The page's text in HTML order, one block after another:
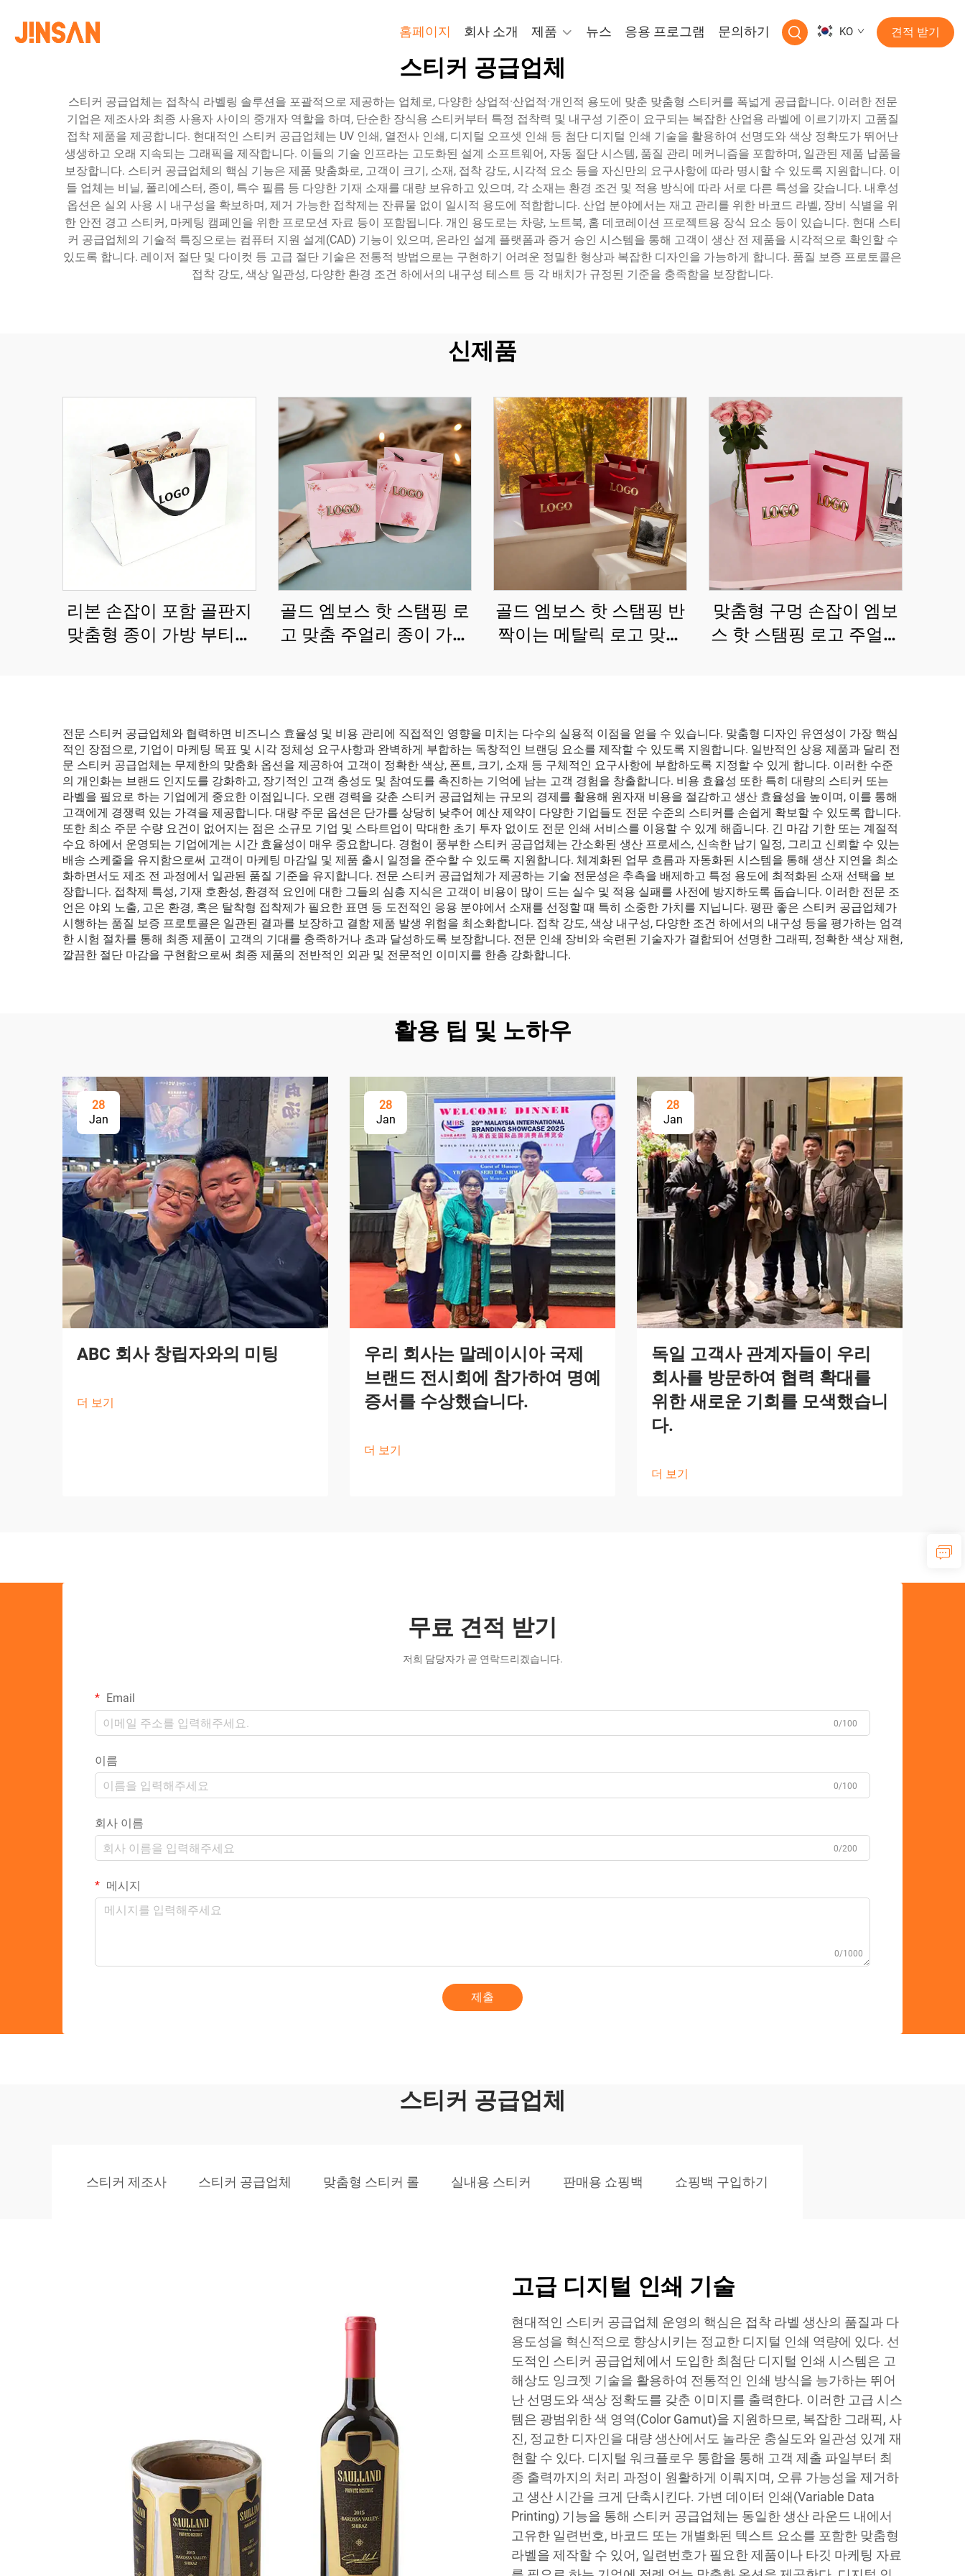
홈페이지 회사 소개 제품 뉴스 응용 프로그램 문의하기 KO 견적 받기
스티커 공급업체
스티커 공급업체는 접착식 라벨링 솔루션을 포괄적으로 제공하는 업체로, 다양한 상업적·산업적·개인적 용도에 맞춘 맞춤형 스티커를 폭넓게 공급합니다. 이러한 전문
기업은 제조사와 최종 사용자 사이의 중개자 역할을 하며, 단순한 장식용 스티커부터 특정 접착력 및 내구성 기준이 요구되는 복잡한 산업용 라벨에 이르기까지 고품질
접착 제품을 제공합니다. 현대적인 스티커 공급업체는 UV 인쇄, 열전사 인쇄, 디지털 오프셋 인쇄 등 첨단 디지털 인쇄 기술을 활용하여 선명도와 색상 정확도가 뛰어난
생생하고 오래 지속되는 그래픽을 제작합니다. 이들의 기술 인프라는 고도화된 설계 소프트웨어, 자동 절단 시스템, 품질 관리 메커니즘을 포함하며, 일관된 제품 납품을
보장합니다. 스티커 공급업체의 핵심 기능은 제품 맞춤화로, 고객이 크기, 소재, 접착 강도, 시각적 요소 등을 자신만의 요구사항에 따라 명시할 수 있도록 지원합니다. 이
들 업체는 비닐, 폴리에스터, 종이, 특수 필름 등 다양한 기재 소재를 대량 보유하고 있으며, 각 소재는 환경 조건 및 적용 방식에 따라 서로 다른 특성을 갖습니다. 내후성
옵션은 실외 사용 시 내구성을 확보하며, 제거 가능한 접착제는 잔류물 없이 일시적 용도에 적합합니다. 산업 분야에서는 재고 관리를 위한 바코드 라벨, 장비 식별을 위
한 안전 경고 스티커, 마케팅 캠페인을 위한 프로모션 자료 등이 포함됩니다. 개인 용도로는 차량, 노트북, 홈 데코레이션 프로젝트용 장식 요소 등이 있습니다. 현대 스티
커 공급업체의 기술적 특징으로는 컴퓨터 지원 설계(CAD) 기능이 있으며, 온라인 설계 플랫폼과 증거 승인 시스템을 통해 고객이 생산 전 제품을 시각적으로 확인할 수
있도록 합니다. 레이저 절단 및 다이컷 등 고급 절단 기술은 전통적 방법으로는 구현하기 어려운 정밀한 형상과 복잡한 디자인을 가능하게 합니다. 품질 보증 프로토콜은
접착 강도, 색상 일관성, 다양한 환경 조건 하에서의 내구성 테스트 등 각 배치가 규정된 기준을 충족함을 보장합니다.
신제품
리본 손잡이 포함 골판지
맞춤형 종이 가방 부티크
골드 엠보스 핫 스탬핑 로
고 맞춤 주얼리 종이 가방
골드 엠보스 핫 스탬핑 반
짝이는 메탈릭 로고 맞춤
맞춤형 구멍 손잡이 엠보
스 핫 스탬핑 로고 주얼리
전문 스티커 공급업체와 협력하면 비즈니스 효율성 및 비용 관리에 직접적인 영향을 미치는 다수의 실용적 이점을 얻을 수 있습니다. 맞춤형 디자인 유연성이 가장 핵심
적인 장점으로, 기업이 마케팅 목표 및 시각 정체성 요구사항과 완벽하게 부합하는 독창적인 브랜딩 요소를 제작할 수 있도록 지원합니다. 일반적인 상용 제품과 달리 전
문 스티커 공급업체는 무제한의 맞춤화 옵션을 제공하여 고객이 정확한 색상, 폰트, 크기, 소재 등 구체적인 요구사항에 부합하도록 지정할 수 있게 합니다. 이러한 수준
의 개인화는 브랜드 인지도를 강화하고, 장기적인 고객 충성도 및 참여도를 촉진하는 기억에 남는 고객 경험을 창출합니다. 비용 효율성 또한 특히 대량의 스티커 또는
라벨을 필요로 하는 기업에게 중요한 이점입니다. 오랜 경력을 갖춘 스티커 공급업체는 규모의 경제를 활용해 원자재 비용을 절감하고 생산 효율성을 높이며, 이를 통해
고객에게 경쟁력 있는 가격을 제공합니다. 대량 주문 옵션은 단가를 상당히 낮추어 예산 제약이 다양한 기업들도 전문 수준의 스티커를 손쉽게 확보할 수 있도록 합니다.
또한 최소 주문 수량 요건이 없어지는 점은 소규모 기업 및 스타트업이 막대한 초기 투자 없이도 전문 인쇄 서비스를 이용할 수 있게 해줍니다. 긴 마감 기한 또는 계절적
수요 하에서 운영되는 기업에게는 시간 효율성이 매우 중요합니다. 경험이 풍부한 스티커 공급업체는 간소화된 생산 프로세스, 신속한 납기 일정, 그리고 신뢰할 수 있는
배송 스케줄을 유지함으로써 고객이 마케팅 마감일 및 제품 출시 일정을 준수할 수 있도록 지원합니다. 체계화된 업무 흐름과 자동화된 시스템을 통해 생산 지연을 최소
화하면서도 제조 전 과정에서 일관된 품질 기준을 유지합니다. 전문 스티커 공급업체가 제공하는 기술 전문성은 추측을 배제하고 특정 용도에 최적화된 소재 선택을 보
장합니다. 접착제 특성, 기재 호환성, 환경적 요인에 대한 그들의 심층 지식은 고객이 비용이 많이 드는 실수 및 적용 실패를 사전에 방지하도록 돕습니다. 이러한 전문 조
언은 야외 노출, 고온 환경, 혹은 탈착형 접착제가 필요한 표면 등 도전적인 응용 분야에서 소재를 선정할 때 특히 소중한 가치를 지닙니다. 평판 좋은 스티커 공급업체가
시행하는 품질 보증 프로토콜은 일관된 결과를 보장하고 결함 제품 발생 위험을 최소화합니다. 접착 강도, 색상 내구성, 다양한 조건 하에서의 내구성 등을 평가하는 엄격
한 시험 절차를 통해 최종 제품이 고객의 기대를 충족하거나 초과 달성하도록 보장합니다. 전문 인쇄 장비와 숙련된 기술자가 결합되어 선명한 그래픽, 정확한 색상 재현,
깔끔한 절단 마감을 구현함으로써 최종 제품의 전반적인 외관 및 전문적인 이미지를 한층 강화합니다.
활용 팁 및 노하우
28
Jan
ABC 회사 창립자와의 미팅
더 보기
28
Jan
우리 회사는 말레이시아 국제
브랜드 전시회에 참가하여 명예
증서를 수상했습니다.
더 보기
28
Jan
독일 고객사 관계자들이 우리
회사를 방문하여 협력 확대를
위한 새로운 기회를 모색했습니
다.
더 보기
무료 견적 받기
저희 담당자가 곧 연락드리겠습니다.
Email
0/100
이름
0/100
회사 이름
0/200
메시지
0/1000
제출
스티커 공급업체
스티커 제조사 스티커 공급업체 맞춤형 스티커 롤 실내용 스티커 판매용 쇼핑백 쇼핑백 구입하기
고급 디지털 인쇄 기술
현대적인 스티커 공급업체 운영의 핵심은 접착 라벨 생산의 품질과 다
용도성을 혁신적으로 향상시키는 정교한 디지털 인쇄 역량에 있다. 선
도적인 스티커 공급업체에서 도입한 최첨단 디지털 인쇄 시스템은 고
해상도 잉크젯 기술을 활용하여 전통적인 인쇄 방식을 능가하는 뛰어
난 선명도와 색상 정확도를 갖춘 이미지를 출력한다. 이러한 고급 시스
템은 광범위한 색 영역(Color Gamut)을 지원하므로, 복잡한 그래픽, 사
진, 정교한 디자인을 대량 생산에서도 놀라운 충실도와 일관성 있게 재
현할 수 있다. 디지털 워크플로우 통합을 통해 고객 제출 파일부터 최
종 출력까지의 처리 과정이 원활하게 이뤄지며, 오류 가능성을 제거하
고 생산 시간을 크게 단축시킨다. 가변 데이터 인쇄(Variable Data
Printing) 기능을 통해 스티커 공급업체는 동일한 생산 라운드 내에서
고유한 일련번호, 바코드 또는 개별화된 텍스트 요소를 포함한 맞춤형
라벨을 제작할 수 있어, 일련번호가 필요한 제품이나 타깃 마케팅 자료